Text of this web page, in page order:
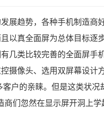
展趋势，各种手机制造商
以真全面屏为总体目标逐
几类比较完善的全面屏手
摄像头、选用双屏幕设计
客户的亲睐。但是这类状况
商们忽然在显示屏开洞上